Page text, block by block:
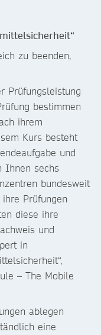
zu beenden,
Prüfungsleistung
bestimmen
ihrem
Kurs besteht
und
Ihnen sechs
bundesweit
ihre Prüfungen
diese ihre
und
in
– The Mobile
ablegen
eine